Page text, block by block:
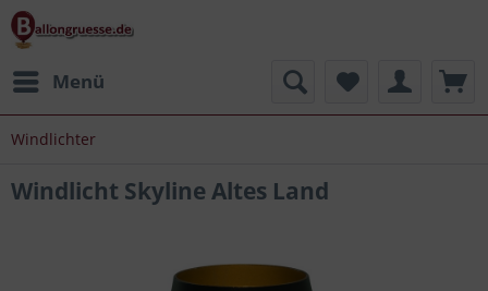
Menü
Windlichter
Windlicht Skyline Altes Land